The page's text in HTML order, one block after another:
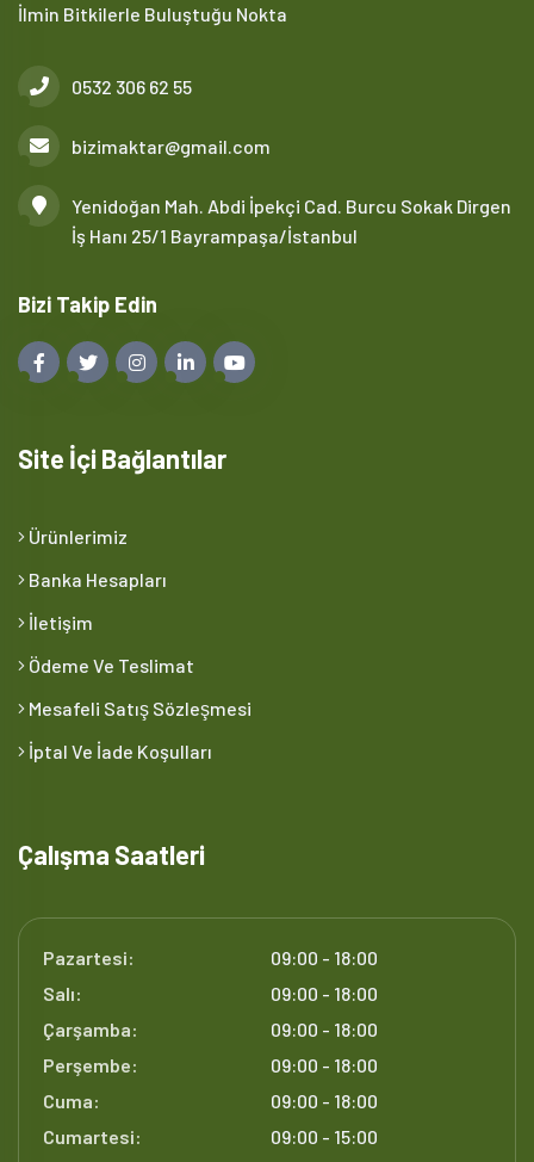
İlmin Bitkilerle Buluştuğu Nokta
0532 306 62 55
bizimaktar@gmail.com
Yenidoğan Mah. Abdi İpekçi Cad. Burcu Sokak Dirgen
İş Hanı 25/1 Bayrampaşa/İstanbul
Bizi Takip Edin
Site İçi Bağlantılar
Ürünlerimiz
Banka Hesapları
İletişim
Ödeme Ve Teslimat
Mesafeli Satış Sözleşmesi
İptal Ve İade Koşulları
Çalışma Saatleri
Pazartesi:
09:00 - 18:00
Salı:
09:00 - 18:00
Çarşamba:
09:00 - 18:00
Perşembe:
09:00 - 18:00
Cuma:
09:00 - 18:00
Cumartesi:
09:00 - 15:00